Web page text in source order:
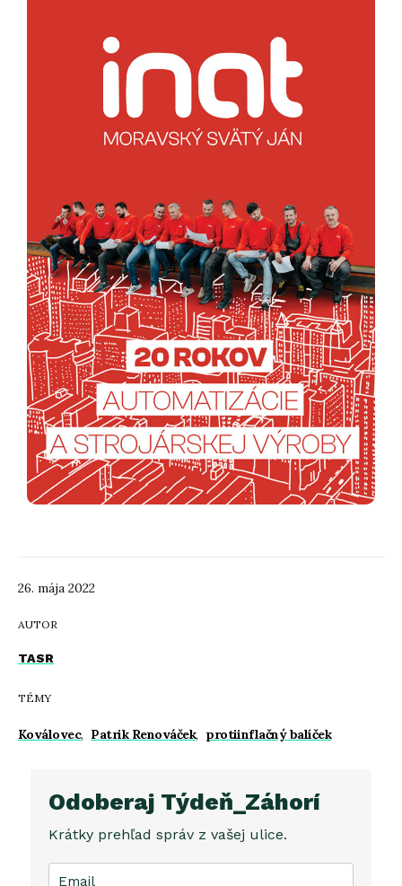
26. mája 2022
AUTOR
TASR
TÉMY
Koválovec, Patrik Renováček, protiinflačný balíček
Odoberaj Týdeň_Záhorí
Krátky prehľad správ z vašej ulice.